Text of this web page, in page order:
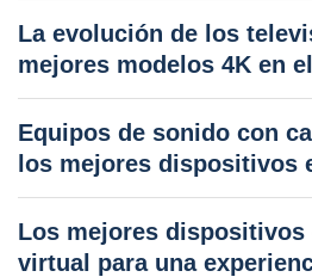
La evolución de los
mejores modelos 4K en
Equipos de sonido con
los mejores dispositivos
Los mejores dispositivos
virtual para una